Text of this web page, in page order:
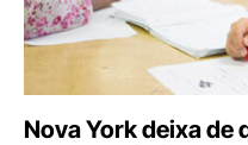
Nova York deixa de